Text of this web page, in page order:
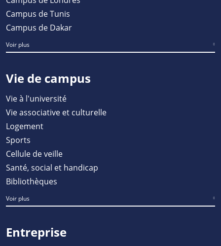
Campus de Tunis
Campus de Dakar
Voir plus
Vie de campus
Vie à l'université
Vie associative et culturelle
Logement
Sports
Cellule de veille
Santé, social et handicap
Bibliothèques
Voir plus
Entreprise